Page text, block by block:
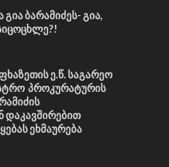
ბარამიძეს- გია,
ე.წ. საგარეო
პროკურატურის
დაკავშირებით
ეხმაურება